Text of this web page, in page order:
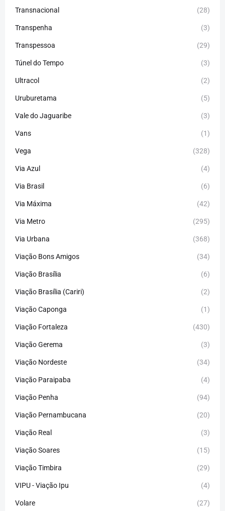
Transnacional (28)
Transpenha (3)
Transpessoa (29)
Túnel do Tempo (3)
Ultracol (2)
Uruburetama (5)
Vale do Jaguaribe (3)
Vans (1)
Vega (328)
Via Azul (4)
Via Brasil (6)
Via Máxima (42)
Via Metro (295)
Via Urbana (368)
Viação Bons Amigos (34)
Viação Brasília (6)
Viação Brasília (Cariri) (2)
Viação Caponga (1)
Viação Fortaleza (430)
Viação Gerema (3)
Viação Nordeste (34)
Viação Paraipaba (4)
Viação Penha (94)
Viação Pernambucana (20)
Viação Real (3)
Viação Soares (15)
Viação Timbira (29)
VIPU - Viação Ipu (4)
Volare (27)